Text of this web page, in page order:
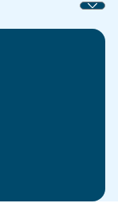
Toon